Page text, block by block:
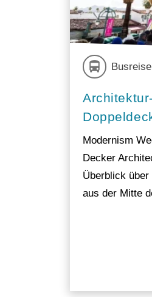
Modernism
Decker
Überblick
aus der Mitte